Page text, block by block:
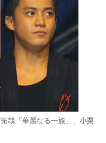
哉「華麗なる一族」、小栗